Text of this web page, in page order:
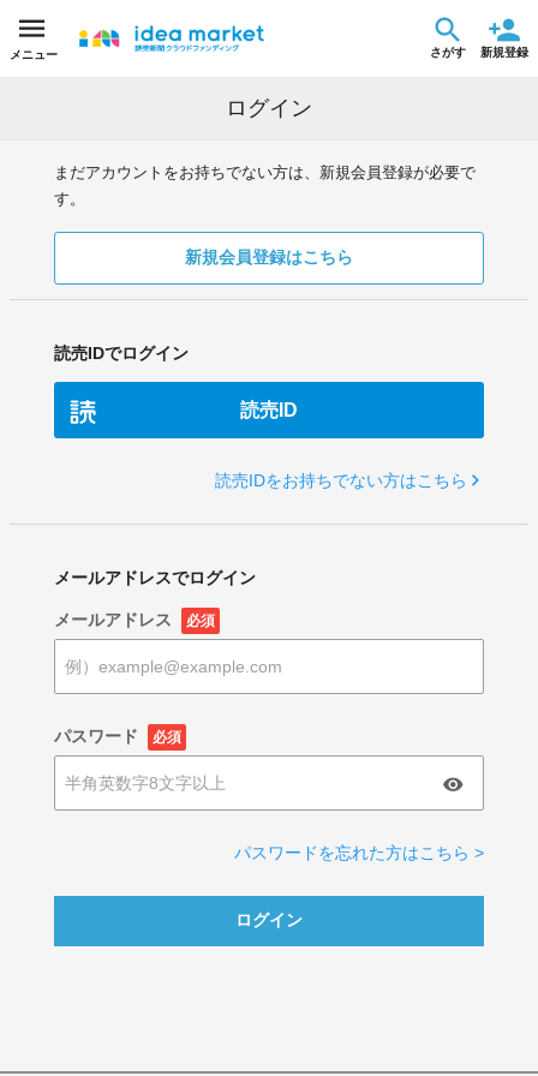
メニュー さがす 新規登録
ログイン
まだアカウントをお持ちでない方は、新規会員登録が必要で
す。
新規会員登録はこちら
読売IDでログイン
読売ID
読売IDをお持ちでない方はこちら
メールアドレスでログイン
メールアドレス 必須
パスワード 必須
パスワードを忘れた方はこちら >
ログイン